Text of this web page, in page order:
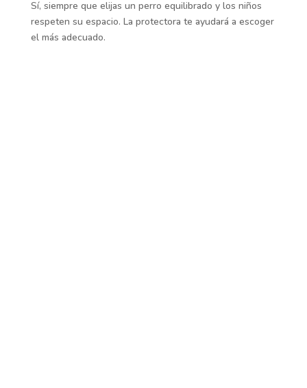
Sí, siempre que elijas un perro equilibrado y los niños
respeten su espacio. La protectora te ayudará a escoger
el más adecuado.